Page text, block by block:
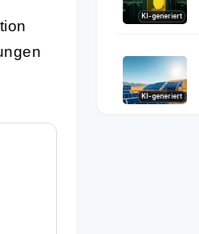
KI-generiert
KI-generiert